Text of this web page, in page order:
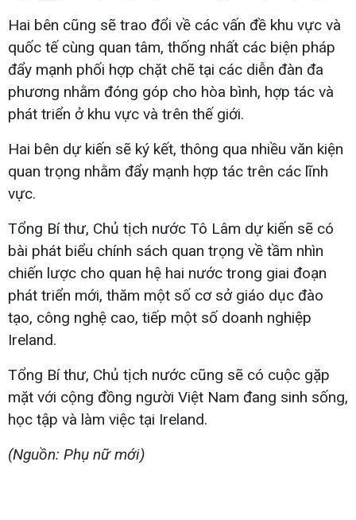
Hai bên cũng sẽ trao đổi về các vấn đề khu vực và
quốc tế cùng quan tâm, thống nhất các biện pháp
đẩy mạnh phối hợp chặt chẽ tại các diễn đàn đa
phương nhằm đóng góp cho hòa bình, hợp tác và
phát triển ở khu vực và trên thế giới.
Hai bên dự kiến sẽ ký kết, thông qua nhiều văn kiện
quan trọng nhằm đẩy mạnh hợp tác trên các lĩnh
vực.
Tổng Bí thư, Chủ tịch nước Tô Lâm dự kiến sẽ có
bài phát biểu chính sách quan trọng về tầm nhìn
chiến lược cho quan hệ hai nước trong giai đoạn
phát triển mới, thăm một số cơ sở giáo dục đào
tạo, công nghệ cao, tiếp một số doanh nghiệp
Ireland.
Tổng Bí thư, Chủ tịch nước cũng sẽ có cuộc gặp
mặt với cộng đồng người Việt Nam đang sinh sống,
học tập và làm việc tại Ireland.
(Nguồn: Phụ nữ mới)